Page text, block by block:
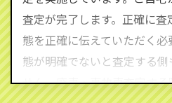
査定・ご相談・見積もりは
心してお問い合わせください
査定が完了します。正確に
態を正確に伝えていただく
態が明確でないと査定する
せん。廃車・事故車査定す